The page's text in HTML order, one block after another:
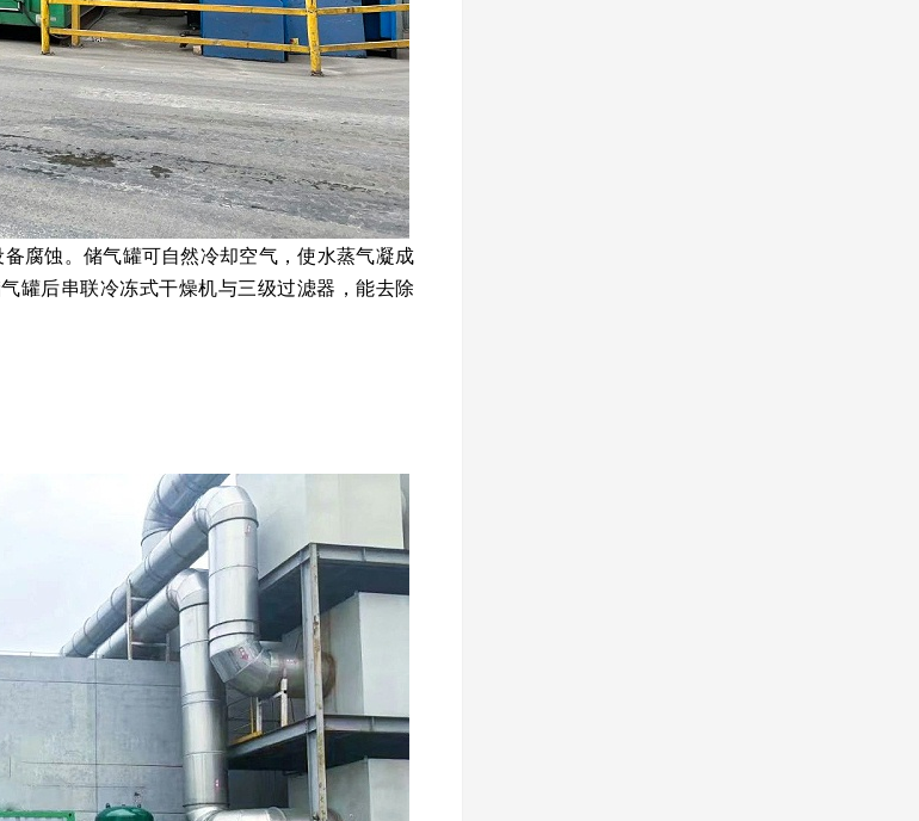
腐蚀。储气罐可自然冷却空气，使水蒸气凝成
罐后串联冷冻式干燥机与三级过滤器，能去除